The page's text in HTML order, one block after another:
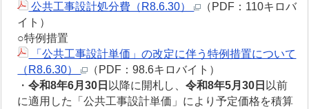
公共工事設計処分費（R8.6.30）
（PDF：110キロバ
イト）
○特例措置
「公共工事設計単価」の改定に伴う特例措置について
（R8.6.30）
（PDF：98.6キロバイト）
・令和8年6月30日 以降に開札し、令和8年5月30日 以前
に適用した「公共工事設計単価」により予定価格を積算